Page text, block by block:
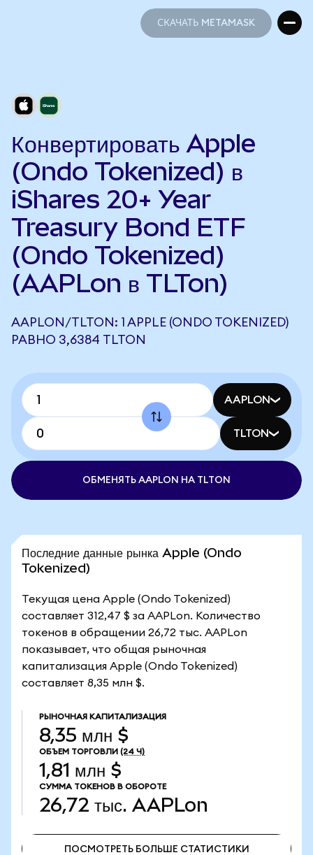
СКАЧАТЬ METAMASK
Конвертировать Apple
(Ondo Tokenized) в
iShares 20+ Year
Treasury Bond ETF
(Ondo Tokenized)
(AAPLon в TLTon)
AAPLON/TLTON: 1 APPLE (ONDO TOKENIZED)
РАВНО 3,6384 TLTON
AAPLON
TLTON
ОБМЕНЯТЬ AAPLON НА TLTON
Последние данные рынка Apple (Ondo
Tokenized)
Текущая цена Apple (Ondo Tokenized)
составляет 312,47 $ за AAPLon. Количество
токенов в обращении 26,72 тыс. AAPLon
показывает, что общая рыночная
капитализация Apple (Ondo Tokenized)
составляет 8,35 млн $.
РЫНОЧНАЯ КАПИТАЛИЗАЦИЯ
8,35 млн $
ОБЪЕМ ТОРГОВЛИ (24 Ч)
1,81 млн $
СУММА ТОКЕНОВ В ОБОРОТЕ
26,72 тыс. AAPLon
ПОСМОТРЕТЬ БОЛЬШЕ СТАТИСТИКИ